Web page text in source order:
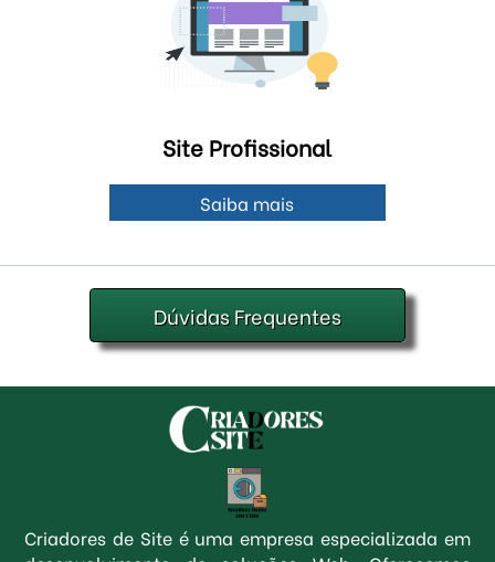
Site Profissional
Saiba mais
Dúvidas Frequentes
Criadores de Site é uma empresa especializada em